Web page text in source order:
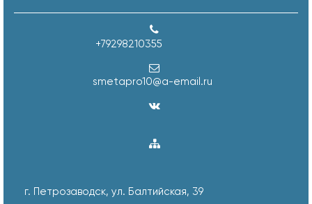
+79298210355
smetapro10@a-email.ru
г. Петрозаводск, ул. Балтийская, 39